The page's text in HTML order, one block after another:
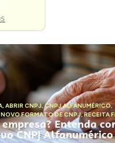
, ABRIR CNPJ,CNPJ ALFANUMÉRICO,
NOVO FORMATO DE CNPJ,RECEITA
Entenda
CNPJ Alfanumérico